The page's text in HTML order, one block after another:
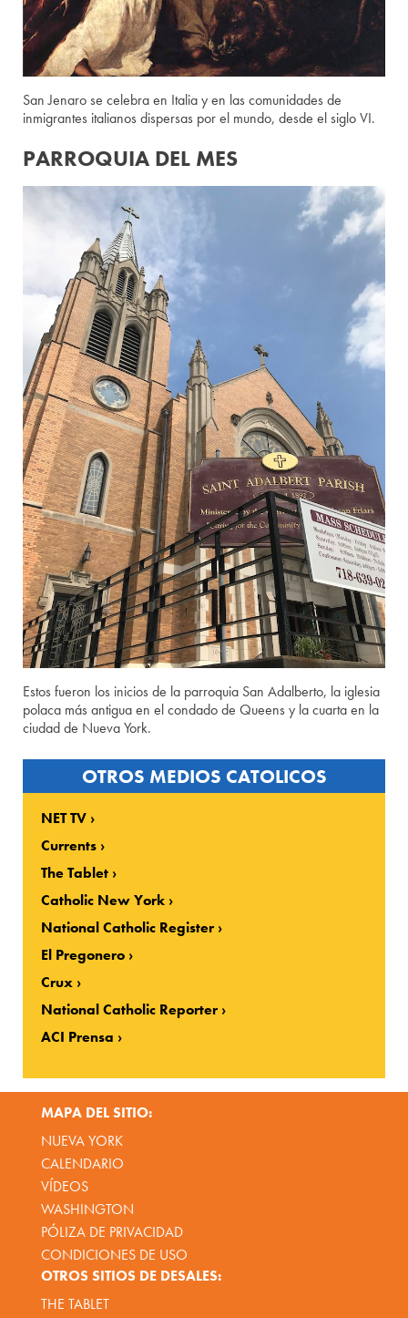
San Jenaro se celebra en Italia y en las comunidades de
inmigrantes italianos dispersas por el mundo, desde el siglo VI.
PARROQUIA DEL MES
Estos fueron los inicios de la parroquia San Adalberto, la iglesia
polaca más antigua en el condado de Queens y la cuarta en la
ciudad de Nueva York.
OTROS MEDIOS CATOLICOS
NET TV
Currents
The Tablet
Catholic New York
National Catholic Register
El Pregonero
Crux
National Catholic Reporter
ACI Prensa
MAPA DEL SITIO:
NUEVA YORK
CALENDARIO
VÍDEOS
WASHINGTON
PÓLIZA DE PRIVACIDAD
CONDICIONES DE USO
OTROS SITIOS DE DESALES:
THE TABLET